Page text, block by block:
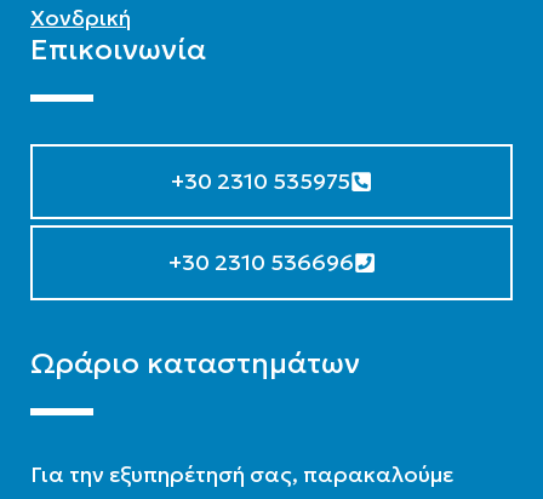
Χονδρική
Επικοινωνία
+30 2310 535975
+30 2310 536696
Ωράριο καταστημάτων
Για την εξυπηρέτησή σας, παρακαλούμε